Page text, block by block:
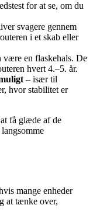
for at se, om du
svagere gennem
i et skab eller
en flaskehals. De
hvert 4.–5. år.
– især til
hvor stabilitet er
få glæde af de
mange enheder
at tænke over,